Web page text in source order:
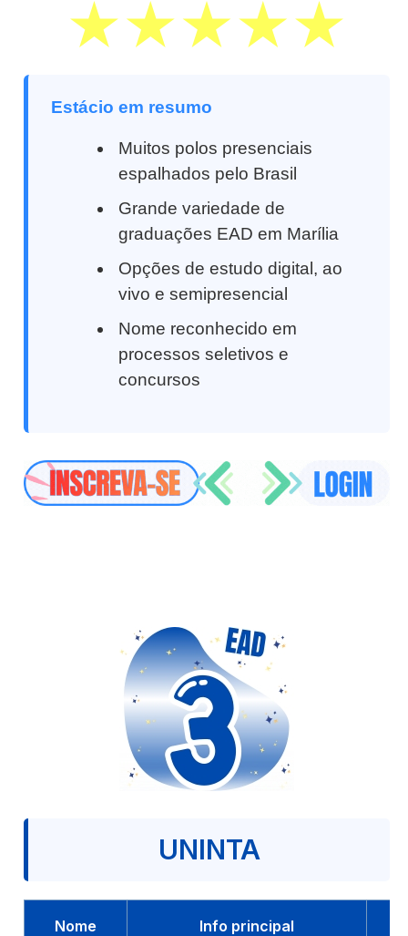
Estácio em resumo
Muitos polos presenciais
espalhados pelo Brasil
Grande variedade de
graduações EAD em Marília
Opções de estudo digital, ao
vivo e semipresencial
Nome reconhecido em
processos seletivos e
concursos
UNINTA
Nome Info principal